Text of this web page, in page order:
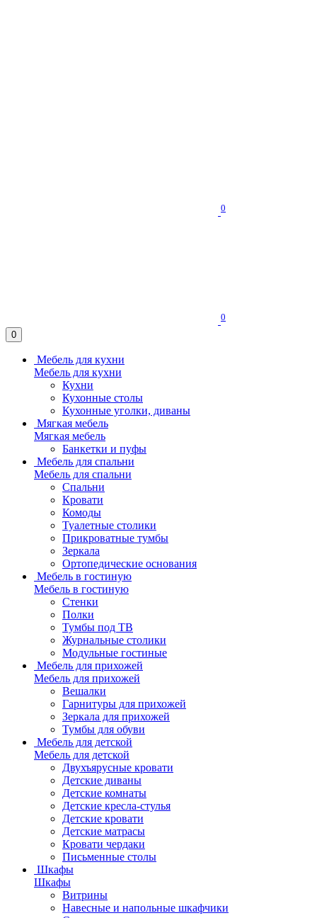
0
0
0
Мебель для кухни
Мебель для кухни
Кухни
Кухонные столы
Кухонные уголки, диваны
Мягкая мебель
Мягкая мебель
Банкетки и пуфы
Мебель для спальни
Мебель для спальни
Спальни
Кровати
Комоды
Туалетные столики
Прикроватные тумбы
Зеркала
Ортопедические основания
Мебель в гостиную
Мебель в гостиную
Стенки
Полки
Тумбы под ТВ
Журнальные столики
Модульные гостиные
Мебель для прихожей
Мебель для прихожей
Вешалки
Гарнитуры для прихожей
Зеркала для прихожей
Тумбы для обуви
Мебель для детской
Мебель для детской
Двухъярусные кровати
Детские диваны
Детские комнаты
Детские кресла-стулья
Детские кровати
Детские матрасы
Кровати чердаки
Письменные столы
Шкафы
Шкафы
Витрины
Навесные и напольные шкафчики